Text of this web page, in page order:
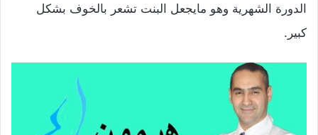
الدورة الشهرية وهو مايجعل البنت تشعر بالخوف بشكل
كبير.